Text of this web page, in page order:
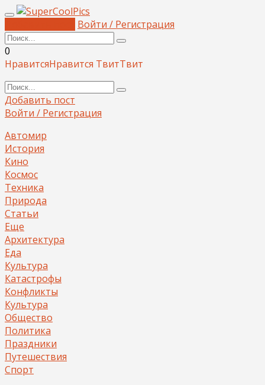
Войти / Регистрация
0
НравитсяНравится ТвитТвит
Добавить пост
Войти / Регистрация
Автомир
История
Кино
Космос
Техника
Природа
Статьи
Еще
Архитектура
Еда
Культура
Катастрофы
Конфликты
Культура
Общество
Политика
Праздники
Путешествия
Спорт